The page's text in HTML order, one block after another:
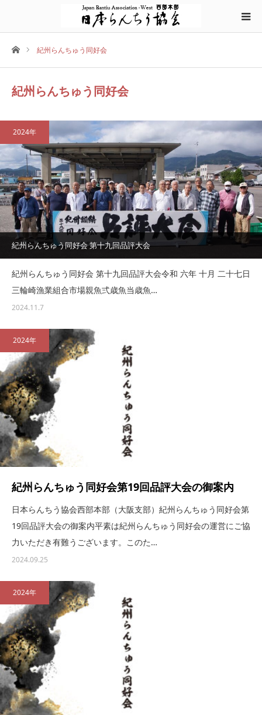
ホーム紀州らんちゅう同好会
紀州らんちゅう同好会
2024年
紀州らんちゅう同好会 第十九回品評大会
紀州らんちゅう同好会 第十九回品評大会令和 六年 十月 二十七日
三輪崎漁業組合市場親魚弍歳魚当歳魚…
2024.11.7
2024年
紀州らんちゅう同好会第19回品評大会の御案内
日本らんちう協会西部本部（大阪支部）紀州らんちゅう同好会第
19回品評大会の御案内平素は紀州らんちゅう同好会の運営にご協
力いただき有難うございます。このた…
2024.09.25
2024年